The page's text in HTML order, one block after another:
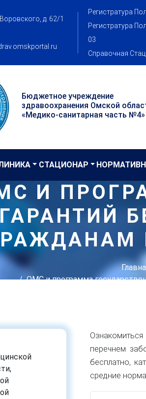
д. 62/1
Регистратура
Регистратура
03
Справочная
Бюджетное учреждение
здравоохранения Омской
«Медико-санитарная часть №4»
СТАЦИОНАР
И
ГАРАНТИЙ
ОМС и программа
перечнем
бесплатно,
средние